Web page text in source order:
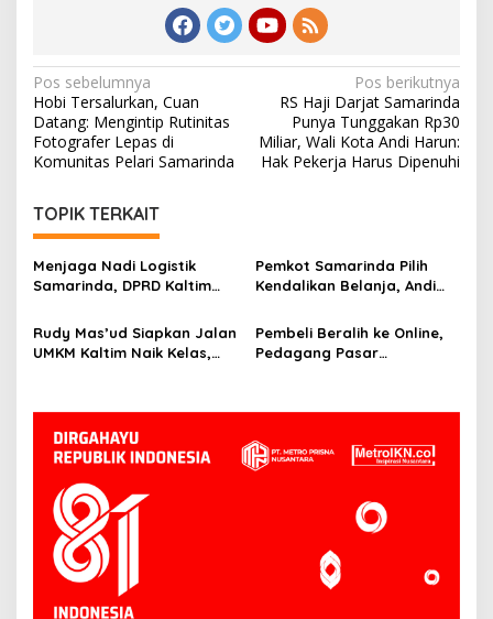
Navigasi
pos
Pos sebelumnya
Hobi Tersalurkan, Cuan
Datang: Mengintip Rutinitas
Fotografer Lepas di
Komunitas Pelari Samarinda
Pos berikutnya
RS Haji Darjat Samarinda
Punya Tunggakan Rp30
Miliar, Wali Kota Andi Harun:
Hak Pekerja Harus Dipenuhi
TOPIK TERKAIT
Menjaga Nadi Logistik
Samarinda, DPRD Kaltim
Mahulu
Pemkot Samarinda Pilih
Kendalikan Belanja, Andi
Penting daripada Berutang
Rudy Mas’ud Siapkan Jalan
UMKM Kaltim Naik Kelas,
Pembeli Beralih ke Online,
Pedagang Pasar